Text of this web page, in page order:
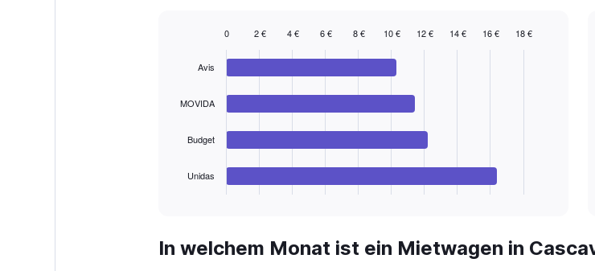
displaying
75.
chart
Range:
Avis
MOVIDA
Budget
Unidas
0 2 € 4 € 6 € 8 € 10 € 12 € 14 € 16 € 18 €
In welchem Monat ist ein Mietwagen in